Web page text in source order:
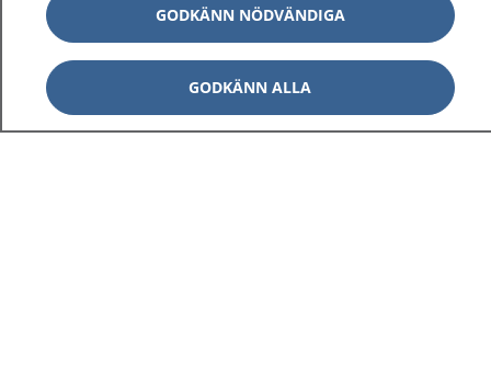
GODKÄNN NÖDVÄNDIGA
GODKÄNN ALLA